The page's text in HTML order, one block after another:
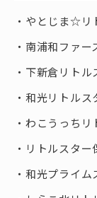
やとじま☆リ
南浦和ファー
下新倉リトル
和光リトルス
わこうっちリ
リトルスター
和光プライム